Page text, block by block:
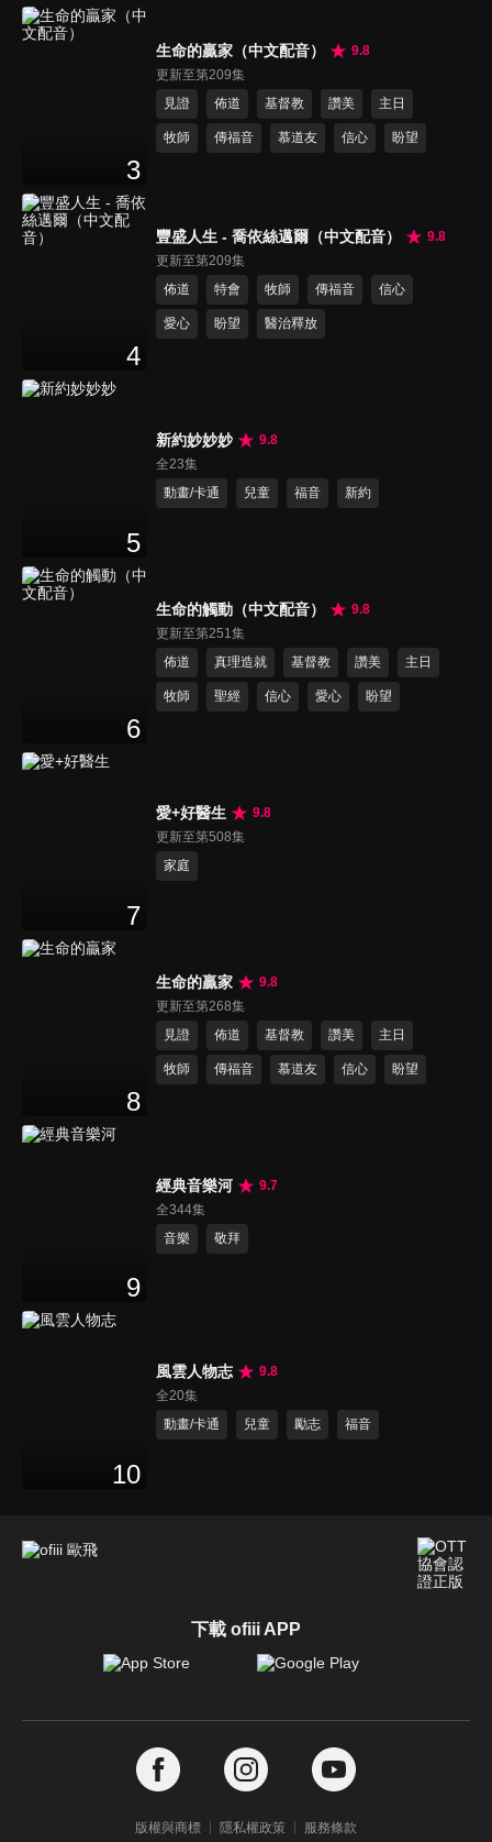
3
生命的贏家（中文配音）
9.8
更新至第209集
見證
佈道 基督教 讚美 主日
牧師 傳福音 慕道友 信心 盼望
4
豐盛人生 - 喬依絲邁爾（中文配音）
9.8
更新至第209集
佈道
特會 牧師 傳福音 信心
愛心 盼望 醫治釋放
5
新約妙妙妙
9.8
全23集
動畫/卡通
兒童 福音 新約
6
生命的觸動（中文配音）
9.8
更新至第251集
佈道
真理造就 基督教 讚美 主日
牧師 聖經 信心 愛心 盼望
7
愛+好醫生
9.8
更新至第508集
家庭
8
生命的贏家
9.8
更新至第268集
見證
佈道 基督教 讚美 主日
牧師 傳福音 慕道友 信心 盼望
9
經典音樂河
9.7
全344集
音樂
敬拜
10
風雲人物志
9.8
全20集
動畫/卡通
兒童 勵志 福音
下載 ofiii APP
版權與商標 隱私權政策 服務條款